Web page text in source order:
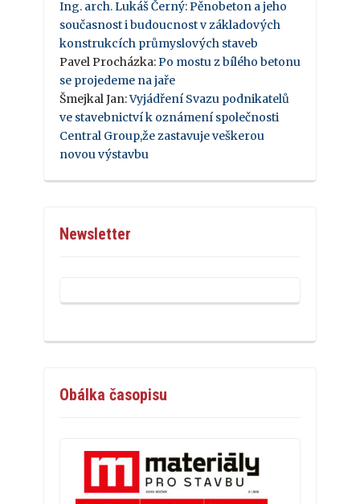
Ing. arch. Lukáš Černý: Pěnobeton a jeho
současnost i budoucnost v základových
konstrukcích průmyslových staveb
Pavel Procházka: Po mostu z bílého betonu
se projedeme na jaře
Šmejkal Jan:Vyjádření Svazu podnikatelů
ve stavebnictví k oznámení společnosti
Central Group,že zastavuje veškerou
novou výstavbu
Newsletter
Obálka časopisu